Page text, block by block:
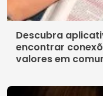
Descubra
encontrar
valores em